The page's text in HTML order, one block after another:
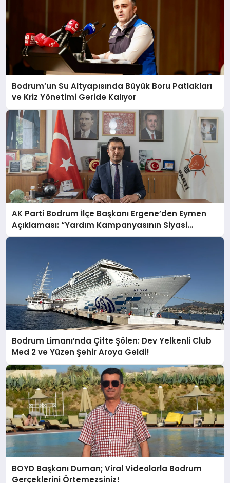
Bodrum’un Su Altyapısında Büyük Boru Patlakları
ve Kriz Yönetimi Geride Kalıyor
AK Parti Bodrum İlçe Başkanı Ergene’den Eymen
Açıklaması: “Yardım Kampanyasının Siyasi
Malzeme Yapılmasını Kınıyorum”
Bodrum Limanı’nda Çifte Şölen: Dev Yelkenli Club
Med 2 ve Yüzen Şehir Aroya Geldi!
BOYD Başkanı Duman; Viral Videolarla Bodrum
Gerçeklerini Örtemezsiniz!